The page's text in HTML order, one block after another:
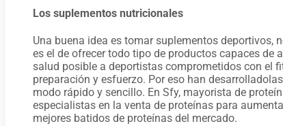
Los suplementos nutricionales
Una buena idea es tomar suplementos deportivos,
es el de ofrecer todo tipo de productos capaces
salud posible a deportistas comprometidos con el
preparación y esfuerzo. Por eso han
modo rápido y sencillo. En Sfy, mayorista de
especialistas en la venta de proteínas para
mejores batidos de proteínas del mercado.